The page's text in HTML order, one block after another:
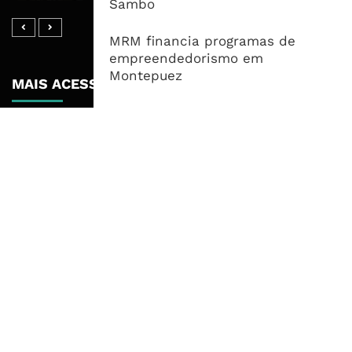
Sambo
MRM financia programas de
empreendedorismo em
Montepuez
MAIS ACESSADOS